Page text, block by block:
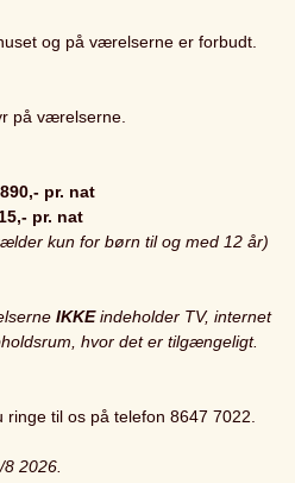
og på værelserne er forbudt.
på værelserne.
pr. nat
pr. nat
kun for børn til og med 12 år)
IKKEindeholder TV, internet
hvor det er tilgængeligt.
til os på telefon 8647 7022.
2026.